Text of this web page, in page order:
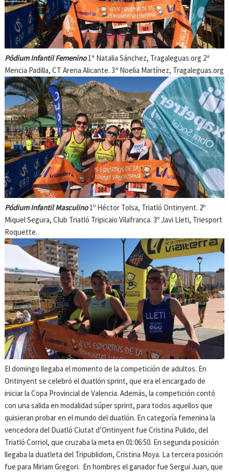
Pódium Infantil Femenino1ª Natalia Sánchez, Tragaleguas.org 2ª
Mencia Padilla, CT Arena Alicante. 3ª Noelia Martínez, Tragaleguas.org
Pódium Infantil Masculino1º Héctor Tolsa, Triatló Ontinyent. 2º
Miquel Segura, Club Triatló Tripicaio Vilafranca. 3º Javi Lleti, Triesport
Roquette.
El domingo llegaba el momento de la competición de adultos. En
Ontinyent se celebró el duatlón sprint, que era el encargado de
iniciar la Copa Provincial de Valencia. Además, la competición contó
con una salida en modalidad súper sprint, para todos aquellos que
quisieran probar en el mundo del duatlón. En categoría femenina la
vencedora del Duatló Ciutat d’Ontinyent fue Cristina Pulido, del
Triatló Corriol, que cruzaba la meta en 01:06:50. En segunda posición
llegaba la duatleta del Tripublidom, Cristina Moya. La tercera posición
fue para Miriam Gregori. En hombres el ganador fue Sergui Juan, que